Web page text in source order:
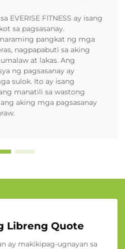
EVERISE FITNESS ay isang
sa pagsasanay.
pangkat ng mga
nagpapabuti sa aking
at lakas. Ang
ng pagsasanay ay
sulok. Ito ay isang
manatili sa wastong
aking mga pagsasanay
Libreng Quote
ay makikipag-ugnayan sa